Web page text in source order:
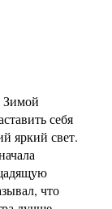
Зимой
себя
яркий свет.
что